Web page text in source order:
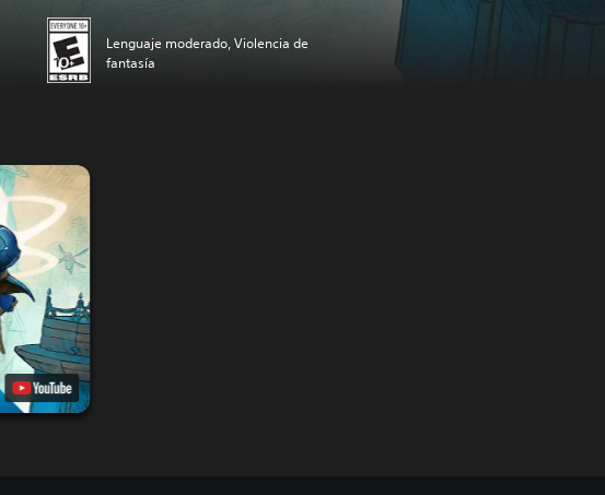
Lenguaje moderado, Violencia de
fantasía